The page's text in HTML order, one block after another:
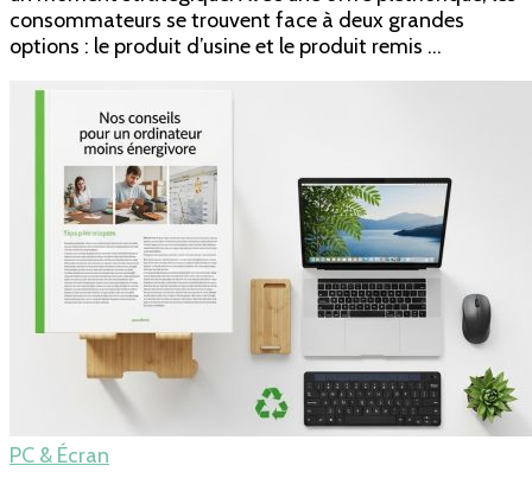
consommateurs se trouvent face à deux grandes
options : le produit d’usine et le produit remis …
PC & Écran